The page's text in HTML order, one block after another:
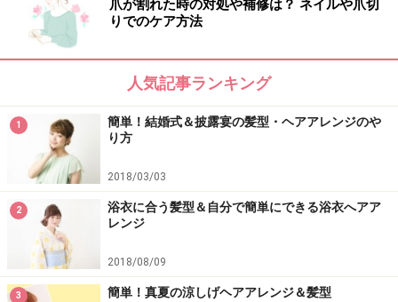
爪が割れた時の対処や補修は？ ネイルや爪切
りでのケア方法
人気記事ランキング
1
簡単！結婚式＆披露宴の髪型・ヘアアレンジのや
り方
2018/03/03
2
浴衣に合う髪型＆自分で簡単にできる浴衣へアア
レンジ
2018/08/09
3 簡単！真夏の涼しげヘアアレンジ＆髪型